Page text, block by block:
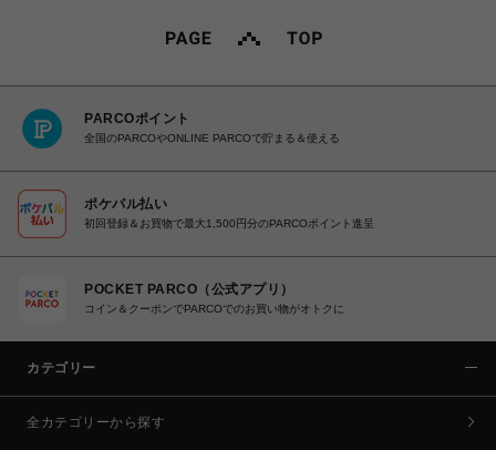
PARCOポイント
全国のPARCOやONLINE PARCOで貯まる＆使える
ポケパル払い
初回登録＆お買物で最大1,500円分のPARCOポイント進呈
POCKET PARCO（公式アプリ）
コイン＆クーポンでPARCOでのお買い物がオトクに
カテゴリー
全カテゴリーから探す